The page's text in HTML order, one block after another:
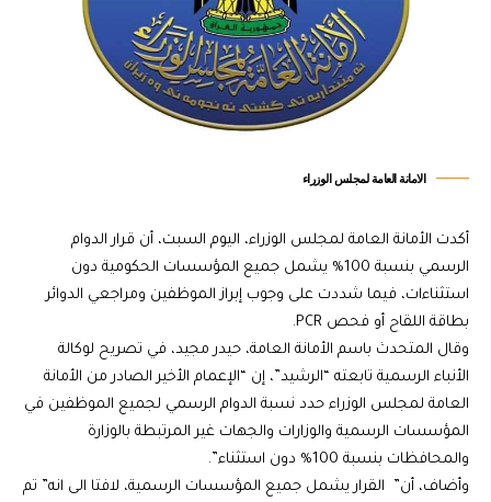
الامانة العامة لمجلس الوزراء
أكدت الأمانة العامة لمجلس الوزراء، اليوم السبت، أن قرار الدوام
الرسمي بنسبة 100% يشمل جميع المؤسسات الحكومية دون
استثناءات، فيما شددت على وجوب إبراز الموظفين ومراجعي الدوائر
بطاقة اللقاح أو فحص PCR.
وقال المتحدث باسم الأمانة العامة، حيدر مجيد، في تصريح لوكالة
الأنباء الرسمية تابعته “الرشيد”، إن “الإعمام الأخير الصادر من الأمانة
العامة لمجلس الوزراء حدد نسبة الدوام الرسمي لجميع الموظفين في
المؤسسات الرسمية والوزارات والجهات غير المرتبطة بالوزارة
والمحافظات بنسبة 100% دون استثناء”.
وأضاف، أن” القرار يشمل جميع المؤسسات الرسمية، لافتا الى انه” تم